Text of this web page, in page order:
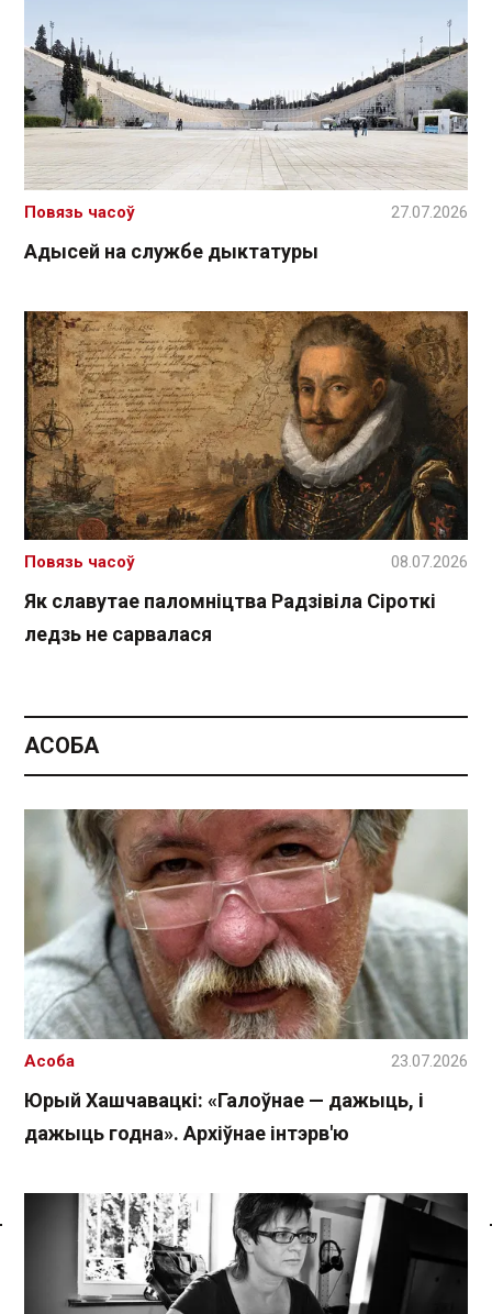
Спасылка без VPN
Адысей на службе дыктатуры
Повязь часоў 27.07.2026
Як славутае паломніцтва Радзівіла Сіроткі
ледзь не сарвалася
Повязь часоў 08.07.2026
АСОБА
Юрый Хашчавацкі: «Галоўнае — дажыць, і
дажыць годна». Архіўнае інтэрв'ю
Асоба 23.07.2026